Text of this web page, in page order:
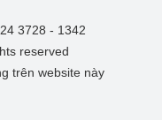
3728 - 1342
reserved
trên website này